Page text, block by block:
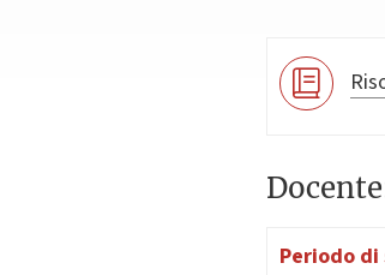
Periodo